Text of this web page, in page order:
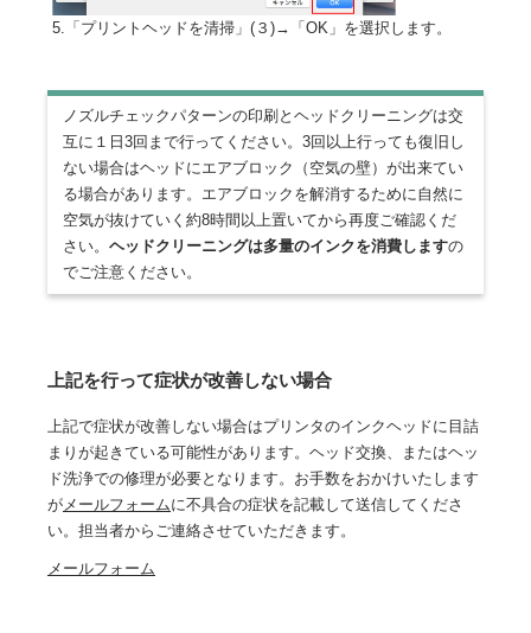
5.「プリントヘッドを清掃」(３)→「OK」を選択します。
ノズルチェックパターンの印刷とヘッドクリーニングは交
互に１日3回まで行ってください。3回以上行っても復旧し
ない場合はヘッドにエアブロック（空気の壁）が出来てい
る場合があります。エアブロックを解消するために自然に
空気が抜けていく約8時間以上置いてから再度ご確認くだ
さい。 ヘッドクリーニングは多量のインクを消費しますの
でご注意ください。
上記を行って症状が改善しない場合
上記で症状が改善しない場合はプリンタのインクヘッドに目詰
まりが起きている可能性があります。ヘッド交換、またはヘッ
ド洗浄での修理が必要となります。お手数をおかけいたします
がメールフォームに不具合の症状を記載して送信してくださ
い。担当者からご連絡させていただきます。
メールフォーム